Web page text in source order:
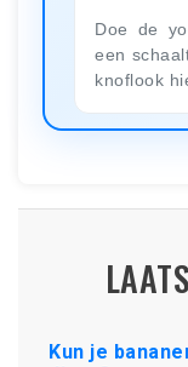
Doe de
een
knoflook
Kun je